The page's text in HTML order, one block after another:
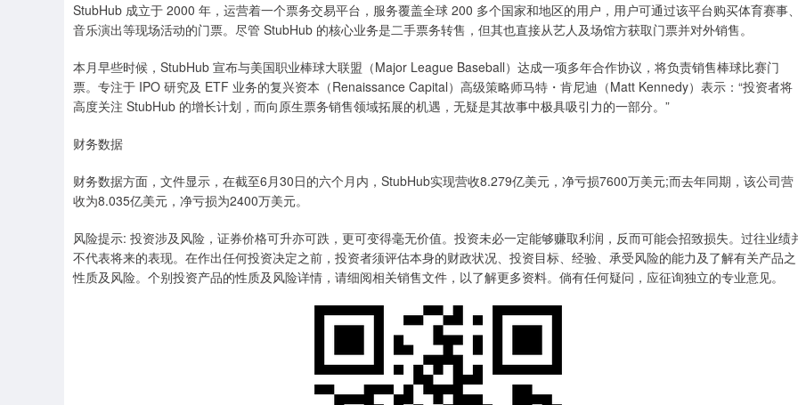
StubHub 成立于 2000 年，运营着一个票务交易平台，服务覆盖全球 200 多个国家和地区的用户，用户可通过该平台购买体育赛事
音乐演出等现场活动的门票。尽管 StubHub 的核心业务是二手票务转售，但其也直接从艺人及场馆方获取门票并对外销售。
本月早些时候，StubHub 宣布与美国职业棒球大联盟（Major League Baseball）达成一项多年合作协议，将负责销售棒球比赛门
票。专注于 IPO 研究及 ETF 业务的复兴资本（Renaissance Capital）高级策略师马特・肯尼迪（Matt Kennedy）表示：“投资者将
高度关注 StubHub 的增长计划，而向原生票务销售领域拓展的机遇，无疑是其故事中极具吸引力的一部分。”
财务数据
财务数据方面，文件显示，在截至6月30日的六个月内，StubHub实现营收8.279亿美元，净亏损7600万美元;而去年同期，该公司营
收为8.035亿美元，净亏损为2400万美元。
风险提示: 投资涉及风险，证券价格可升亦可跌，更可变得毫无价值。投资未必一定能够赚取利润，反而可能会招致损失。过往业绩
不代表将来的表现。在作出任何投资决定之前，投资者须评估本身的财政状况、投资目标、经验、承受风险的能力及了解有关产品之
性质及风险。个别投资产品的性质及风险详情，请细阅相关销售文件，以了解更多资料。倘有任何疑问，应征询独立的专业意见。